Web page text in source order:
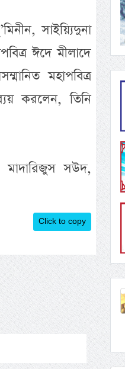
সাইয়্যিদুনা
ঈদে মীলাদে
মহাপবিত্র
করলেন, তিনি
সউদ,
Click to copy